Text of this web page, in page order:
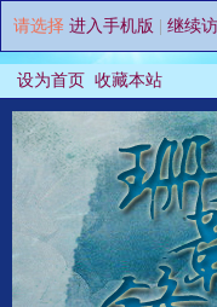
请选择 进入手机版 继续
设为首页 收藏本站